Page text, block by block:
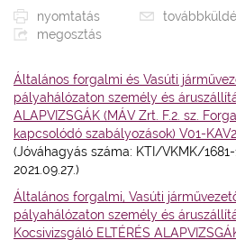
nyomtatás
megosztás
Általános forgalmi és Vasúti
pályahálózaton személy és
ALAPVIZSGÁK (MÁV Zrt. F.2. sz.
kapcsolódó szabályozások) V01-
(Jóváhagyás száma: KTI/VKMK/
2021.09.27.)
Általános forgalmi, Vasúti
pályahálózaton személy és
Kocsivizsgáló ELTÉRÉS